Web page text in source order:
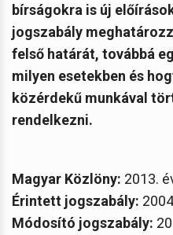
bírságokra is új
jogszabály
felső határát, továbbá
milyen esetekben és
közérdekű munkával
rendelkezni.
Magyar Közlöny: 2013.
Érintett jogszabály:
Módosító jogszabály: